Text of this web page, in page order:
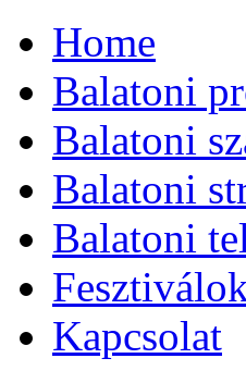
Home
Balatoni
Balatoni
Balatoni
Balatoni
Kapcsolat